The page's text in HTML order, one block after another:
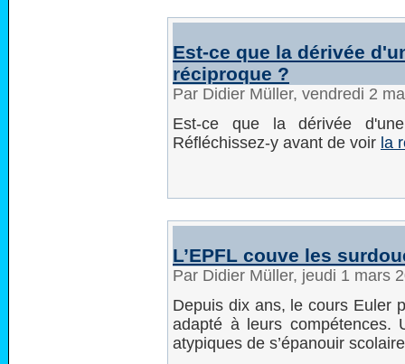
Est-ce que la dérivée
réciproque ?
Par Didier Müller, vendredi 2
Est-ce que la dérivée
Réfléchissez-y avant de voir la
L’EPFL couve les
Par Didier Müller, jeudi 1 mars
Depuis dix ans, le cours Euler
adapté à leurs compétences.
atypiques de s’épanouir